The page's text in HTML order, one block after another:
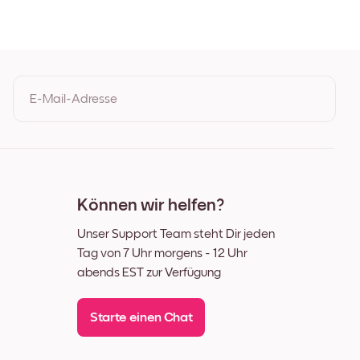
E-Mail-Adresse
Können wir helfen?
Unser Support Team steht Dir jeden
Tag von 7 Uhr morgens - 12 Uhr
abends EST zur Verfügung
Starte einen Chat